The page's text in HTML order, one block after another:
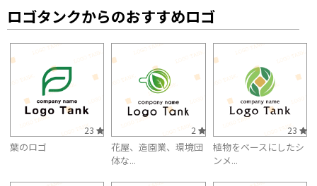
ロゴタンクからのおすすめロゴ
23
葉のロゴ
2
花屋、造園業、環境団
体な...
23
植物をベースにしたシ
ンメ...